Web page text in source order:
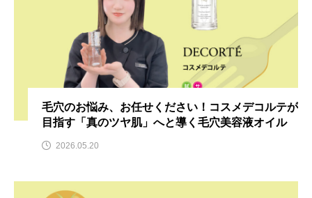
毛穴のお悩み、お任せください！コスメデコルテが
目指す「真のツヤ肌」へと導く毛穴美容液オイル
2026.05.20